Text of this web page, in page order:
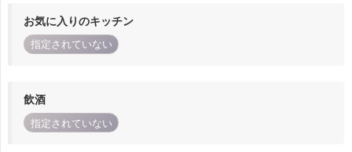
お気に入りのキッチン
指定されていない
飲酒
指定されていない